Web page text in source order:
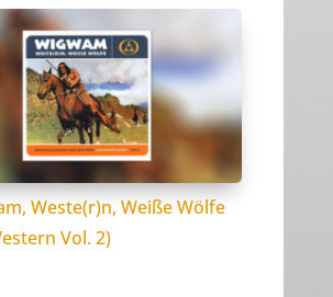
Weste(r)n, Weiße Wölfe
Vol. 2)